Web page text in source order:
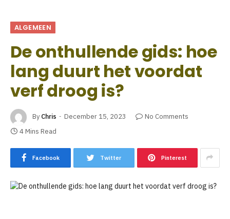
ALGEMEEN
De onthullende gids: hoe
lang duurt het voordat
verf droog is?
By Chris December 15, 2023
No Comments
4 Mins Read
Facebook Twitter Pinterest